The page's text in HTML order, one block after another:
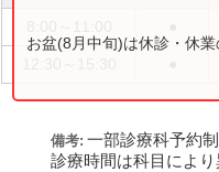
お盆(8月中旬)は休診・休
備考: 一部診療科予約制
診療時間は科目により